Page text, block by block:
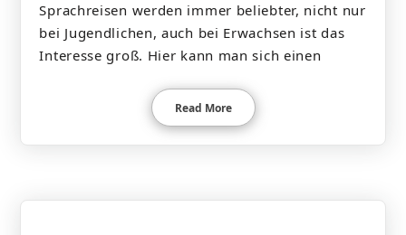
Sprachreisen werden immer beliebter, nicht nur
bei Jugendlichen, auch bei Erwachsen ist das
Interesse groß. Hier kann man sich einen
Read More